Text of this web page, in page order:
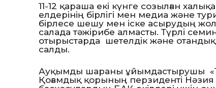
11-12 қараша екі күнге созылған
елдерінің бірлігі мен медиа және
бірлесе шешу мен іске асырудың
салада тәжірибе алмасты. Түрлі
отырыстарда шетелдік және отандық
салды.
Ауқымды шараны ұйымдастырушы
Қоғамдық қорының перзиденті